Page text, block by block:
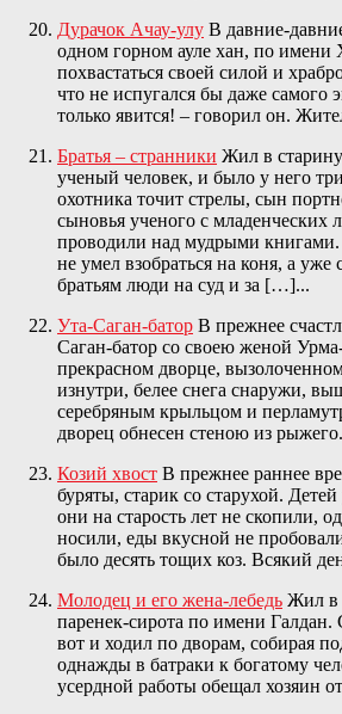
Дурачок Ачау-улу В давние-
одном горном ауле хан, по
похвастаться своей силой и
что не испугался бы даже самого
только явится! – говорил он.
Братья – странники Жил в
ученый человек, и было у него
охотника точит стрелы, сын
сыновья ученого с младенческих
проводили над мудрыми
не умел взобраться на коня, а уже
братьям люди на суд и за […]...
Ута-Саган-батор В прежнее
Саган-батор со своею женой
прекрасном дворце,
изнутри, белее снега снаружи,
серебряным крыльцом и
дворец обнесен стеною из
Козий хвост В прежнее раннее
буряты, старик со старухой.
они на старость лет не скопили,
носили, еды вкусной не
было десять тощих коз. Всякий
Молодец и его жена-лебедь Жил в
паренек-сирота по имени Галдан.
вот и ходил по дворам, собирая
однажды в батраки к богатому
усердной работы обещал хозяин